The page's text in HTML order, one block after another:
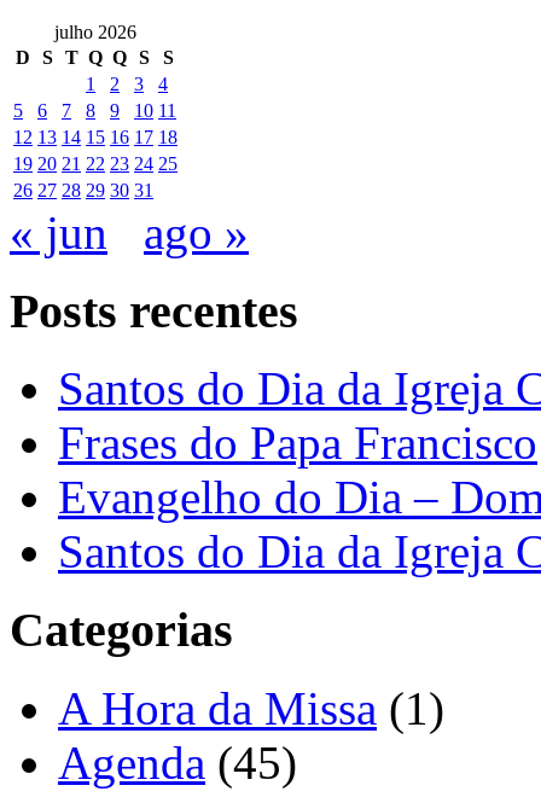
julho 2026
D
S T Q Q S
S
1
2 3
4
5
6 7 8 9 10 11
12 13 14 15 16 17 18
19 20 21 22 23 24 25
26 27 28 29 30 31
« jun ago »
Posts recentes
Santos do Dia da Igreja
Frases do Papa Francisco
Evangelho do Dia –
Santos do Dia da Igreja
Categorias
A Hora da Missa (1)
Agenda (45)